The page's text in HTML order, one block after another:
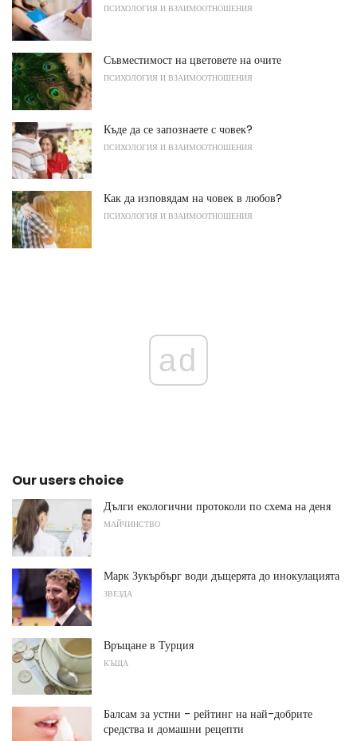
ПСИХОЛОГИЯ И ВЗАИМООТНОШЕНИЯ
Съвместимост на цветовете на очите
ПСИХОЛОГИЯ И ВЗАИМООТНОШЕНИЯ
Къде да се запознаете с човек?
ПСИХОЛОГИЯ И ВЗАИМООТНОШЕНИЯ
Как да изповядам на човек в любов?
ПСИХОЛОГИЯ И ВЗАИМООТНОШЕНИЯ
ad
Our users choice
Дълги екологични протоколи по схема на деня
МАЙЧИНСТВО
Марк Зукърбърг води дъщерята до инокулацията
ЗВЕЗДА
Връщане в Турция
КЪЩА
Балсам за устни - рейтинг на най-добрите
средства и домашни рецепти